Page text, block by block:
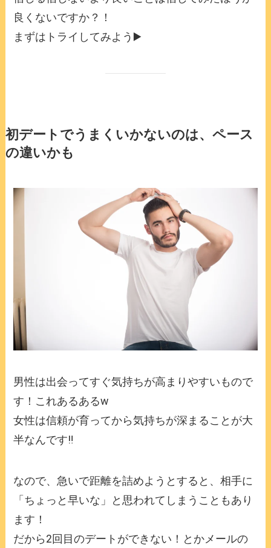
良くないですか？！
まずはトライしてみよう▶️
初デートでうまくいかないのは、ペース
の違いかも
男性は出会ってすぐ気持ちが高まりやすいもので
す！これあるあるw
女性は信頼が育ってから気持ちが深まることが大
半なんです‼️
なので、急いで距離を詰めようとすると、相手に
「ちょっと早いな」と思われてしまうこともあり
ます！
だから2回目のデートができない！とかメールの